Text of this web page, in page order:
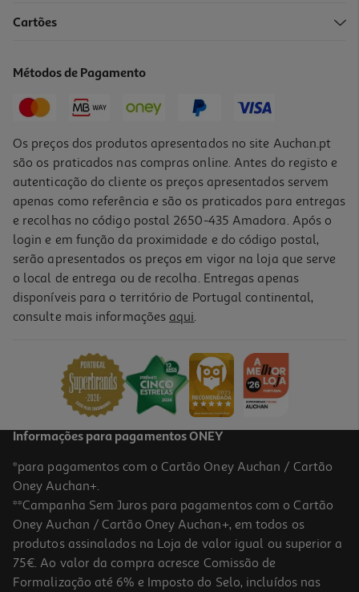
16,50 € PVP de editor
-10%
Livro Muda A Tua Vibração Muda A Tua Vida De Patrícia
PVP de editor
15,98 €
-10%
Cartões
Métodos de Pagamento
Os preços dos produtos apresentados no site Auchan.pt
são os praticados nas compras online. Antes do registo e
autenticação do cliente os preços apresentados servem
apenas como referência e são os praticados para entregas
e recolhas no código postal 2650-435 Amadora. Após o
login e em função da proximidade e do código postal,
serão apresentados os preços em vigor na loja que serve
o local de entrega ou de recolha. Entregas apenas
disponíveis para o território de Portugal continental,
consulte mais informações aqui.
Informações para pagamentos ONEY
*para pagamentos com o Cartão Oney Auchan / Cartão
Oney Auchan+.
**Campanha Sem Juros para pagamentos com o Cartão
Oney Auchan / Cartão Oney Auchan+, em todos os
produtos assinalados na Loja de valor igual ou superior a
75€. Ao valor da compra acresce Comissão de
Formalização até 6% e Imposto do Selo, incluídos nas